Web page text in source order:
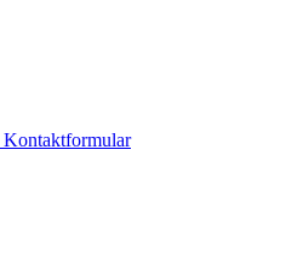
Kontaktformular